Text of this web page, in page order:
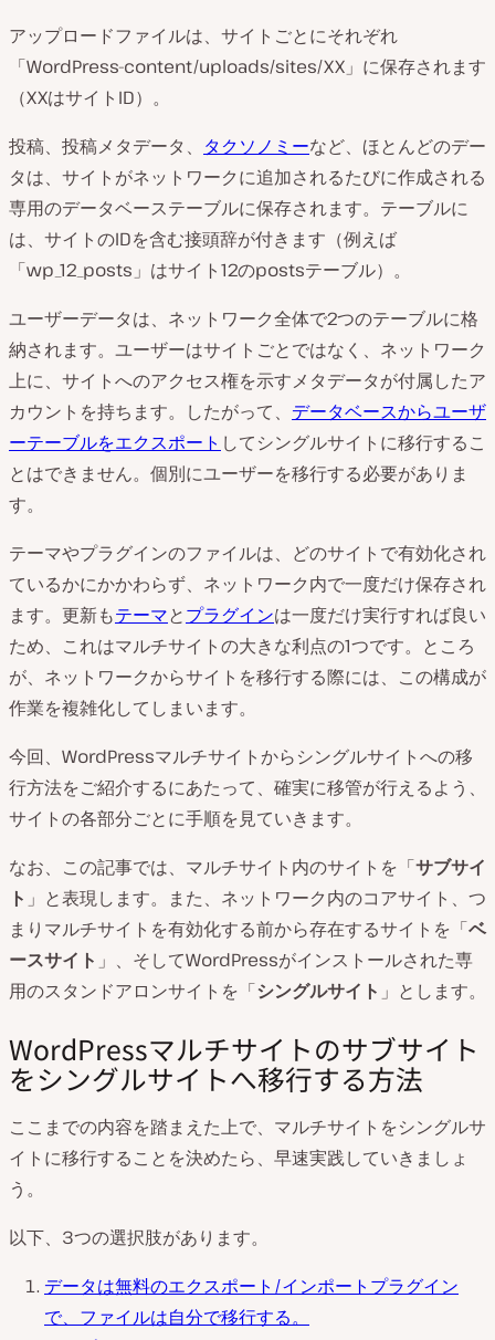
アップロードファイルは、サイトごとにそれぞれ
「WordPress-content/uploads/sites/XX」に保存されます
（XXはサイトID）。
投稿、投稿メタデータ、 タクソノミーなど、ほとんどのデー
タは、サイトがネットワークに追加されるたびに作成される
専用のデータベーステーブルに保存されます。テーブルに
は、サイトのIDを含む接頭辞が付きます（例えば
「wp_12_posts」はサイト12のpostsテーブル）。
ユーザーデータは、ネットワーク全体で2つのテーブルに格
納されます。ユーザーはサイトごとではなく、ネットワーク
上に、サイトへのアクセス権を示すメタデータが付属したア
カウントを持ちます。したがって、 データベースからユーザ
ーテーブルをエクスポート してシングルサイトに移行するこ
とはできません。個別にユーザーを移行する必要がありま
す。
テーマやプラグインのファイルは、どのサイトで有効化され
ているかにかかわらず、ネットワーク内で一度だけ保存され
ます。更新もテーマとプラグインは一度だけ実行すれば良い
ため、これはマルチサイトの大きな利点の1つです。ところ
が、ネットワークからサイトを移行する際には、この構成が
作業を複雑化してしまいます。
今回、WordPressマルチサイトからシングルサイトへの移
行方法をご紹介するにあたって、確実に移管が行えるよう、
サイトの各部分ごとに手順を見ていきます。
なお、この記事では、マルチサイト内のサイトを「サブサイ
ト 」と表現します。また、ネットワーク内のコアサイト、つ
まりマルチサイトを有効化する前から存在するサイトを「ベ
ースサイト 」、そしてWordPressがインストールされた専
用のスタンドアロンサイトを「シングルサイト 」とします。
WordPressマルチサイトのサブサイト
をシングルサイトへ移行する方法
ここまでの内容を踏まえた上で、マルチサイトをシングルサ
イトに移行することを決めたら、早速実践していきましょ
う。
以下、3つの選択肢があります。
データは無料のエクスポート/インポートプラグイン
で、ファイルは自分で移行する。